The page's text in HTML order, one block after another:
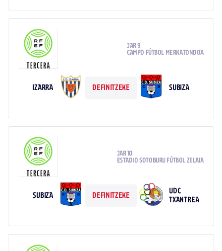
JAR 9
CAMPO FÚTBOL MERKATONDOA
IZARRA DEFINITZEKE SUBIZA
JAR 10
ESTADIO SOTOBURU FÚTBOL ZELAIA
SUBIZA DEFINITZEKE
UDC
TXANTREA